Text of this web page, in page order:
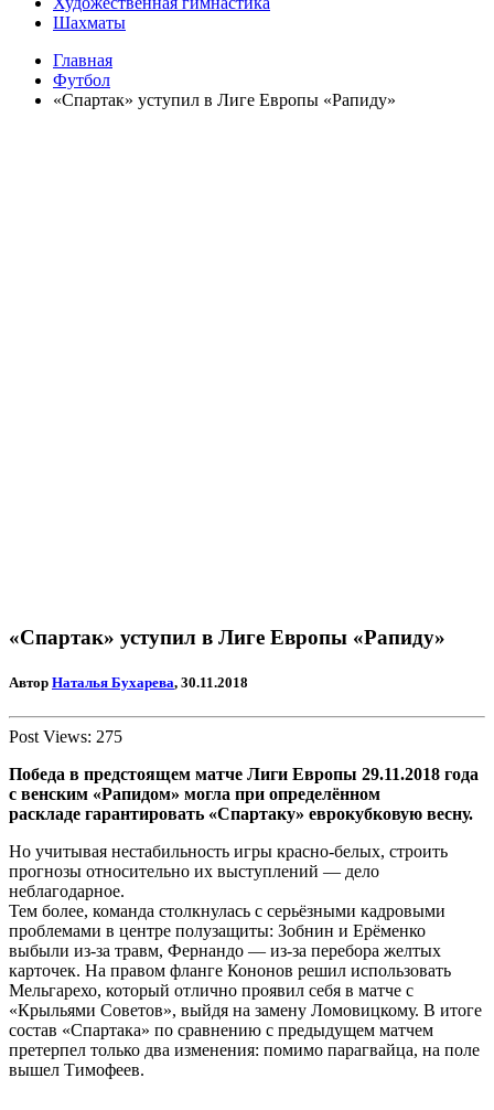
Шахматы
Главная
Футбол
«Спартак» уступил в Лиге Европы «Рапиду»
«Спартак» уступил в Лиге Европы «Рапиду»
Автор Наталья Бухарева, 30.11.2018
Post Views: 275
Победа в предстоящем матче Лиги Европы 29.11.2018 года
с венским «Рапидом» могла при определённом
раскладе гарантировать «Спартаку» еврокубковую весну.
Но учитывая нестабильность игры красно-белых, строить
прогнозы относительно их выступлений — дело
неблагодарное.
Тем более, команда столкнулась с серьёзными кадровыми
проблемами в центре полузащиты: Зобнин и Ерёменко
выбыли из-за травм, Фернандо — из-за перебора желтых
карточек. На правом фланге Кононов решил использовать
Мельгарехо, который отлично проявил себя в матче с
«Крыльями Советов», выйдя на замену Ломовицкому. В итоге
состав «Спартака» по сравнению с предыдущем матчем
претерпел только два изменения: помимо парагвайца, на поле
вышел Тимофеев.